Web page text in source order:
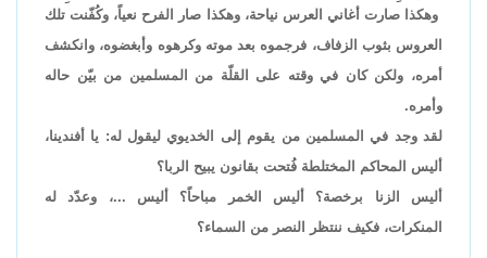
وهكذا صارت أغاني العرس نياحة، وهكذا صار الفرح نعياً، وكُفّنت تلك
العروس بثوب الزفاف، فرجموه بعد موته وكرهوه وأبغضوه، وانكشف
أمره، ولكن كان في وقته على القلّة من المسلمين من بيّن حاله
وأمره.
لقد وجد في المسلمين من يقوم إلى الخديوي ليقول له: يا أفندينا،
أليس المحاكم المختلطة فُتحت بقانون يبيح الربا؟
أليس الزنا برخصة؟ أليس الخمر مباحاً؟ أليس ...، وعدّد له
المنكرات، فكيف ننتظر النصر من السماء؟